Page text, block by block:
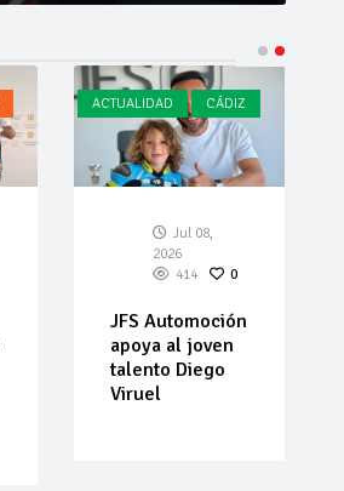
ACTUALIDAD CÁDIZ
Jul 08,
2026
414
0
JFS Automoción
apoya al joven
talento Diego
Viruel